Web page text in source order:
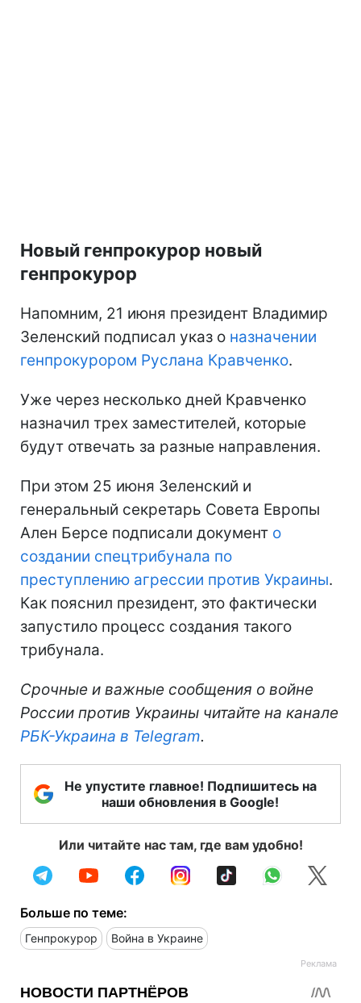
Новый генпрокурор новый
генпрокурор
Напомним, 21 июня президент Владимир
Зеленский подписал указ о назначении
генпрокурором Руслана Кравченко.
Уже через несколько дней Кравченко
назначил трех заместителей, которые
будут отвечать за разные направления.
При этом 25 июня Зеленский и
генеральный секретарь Совета Европы
Ален Берсе подписали документ о
создании спецтрибунала по
преступлению агрессии против Украины.
Как пояснил президент, это фактически
запустило процесс создания такого
трибунала.
Срочные и важные сообщения о войне
России против Украины читайте на канале
РБК-Украина в Telegram.
Не упустите главное! Подпишитесь на
наши обновления в Google!
Или читайте нас там, где вам удобно!
Больше по теме:
Генпрокурор Война в Украине